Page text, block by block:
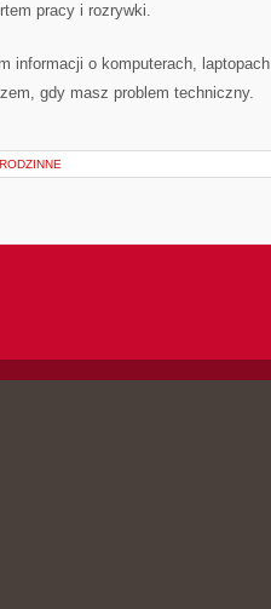
pracy i rozrywki.
informacji o komputerach,
gdy masz problem techniczny.